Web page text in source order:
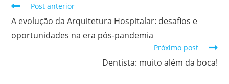
Post anterior
A evolução da Arquitetura Hospitalar: desafios e
oportunidades na era pós-pandemia
Próximo post
Dentista: muito além da boca!